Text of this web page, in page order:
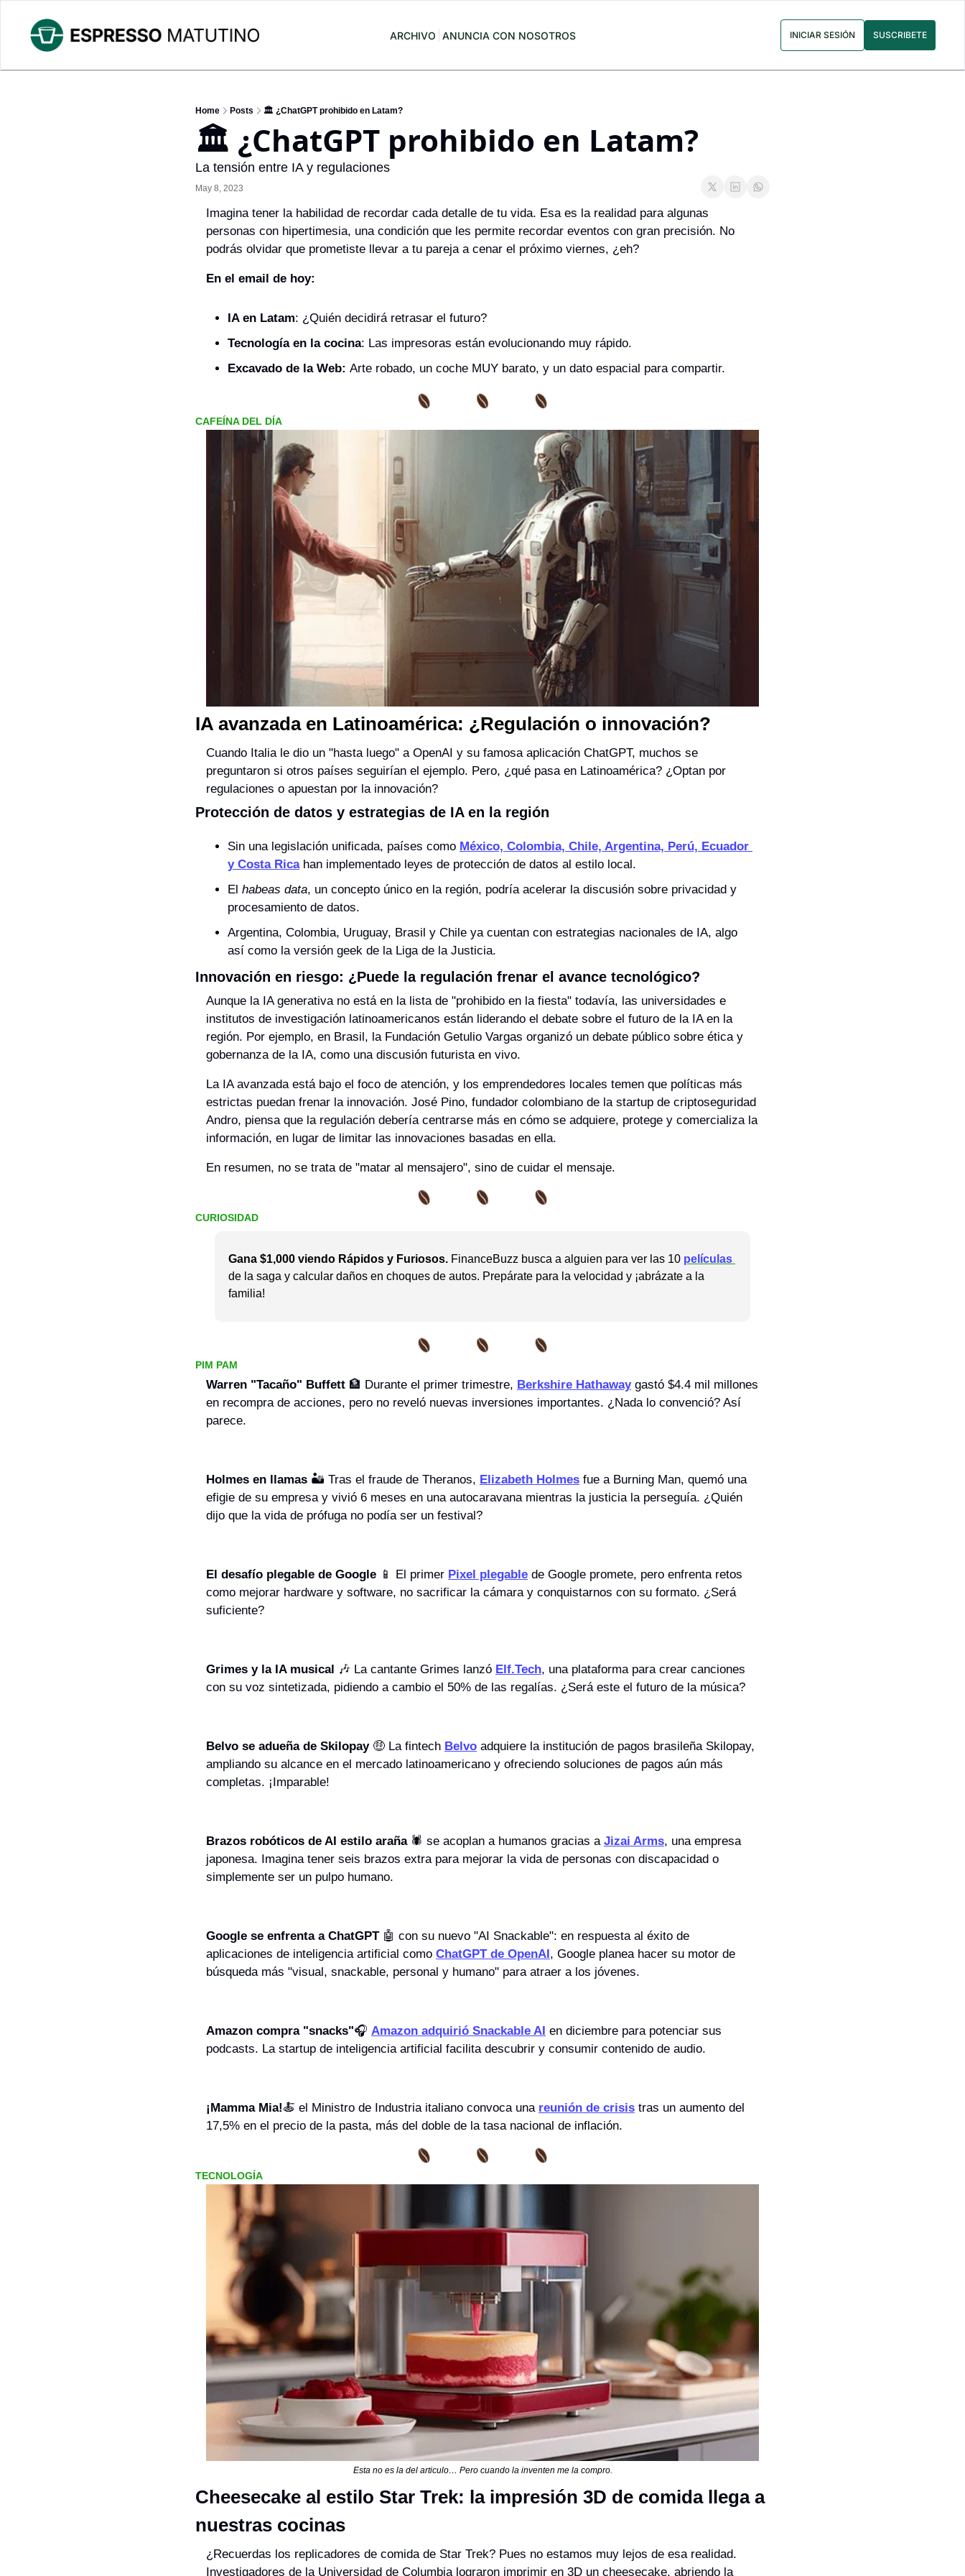
ARCHIVO ANUNCIA CON NOSOTROS INICIAR SESIÓN SUSCRIBETE
Home Posts 🏛️ ¿ChatGPT prohibido en Latam?
🏛️ ¿ChatGPT prohibido en Latam?
La tensión entre IA y regulaciones
May 8, 2023
Imagina tener la habilidad de recordar cada detalle de tu vida. Esa es la realidad para algunas
personas con hipertimesia, una condición que les permite recordar eventos con gran precisión. No
podrás olvidar que prometiste llevar a tu pareja a cenar el próximo viernes, ¿eh?
En el email de hoy:
IA en Latam: ¿Quién decidirá retrasar el futuro?
Tecnología en la cocina: Las impresoras están evolucionando muy rápido.
Excavado de la Web: Arte robado, un coche MUY barato, y un dato espacial para compartir.
CAFEÍNA DEL DÍA
IA avanzada en Latinoamérica: ¿Regulación o innovación?
Cuando Italia le dio un "hasta luego" a OpenAI y su famosa aplicación ChatGPT, muchos se
preguntaron si otros países seguirían el ejemplo. Pero, ¿qué pasa en Latinoamérica? ¿Optan por
regulaciones o apuestan por la innovación?
Protección de datos y estrategias de IA en la región
Sin una legislación unificada, países como México, Colombia, Chile, Argentina, Perú, Ecuador
y Costa Rica han implementado leyes de protección de datos al estilo local.
El habeas data, un concepto único en la región, podría acelerar la discusión sobre privacidad y
procesamiento de datos.
Argentina, Colombia, Uruguay, Brasil y Chile ya cuentan con estrategias nacionales de IA, algo
así como la versión geek de la Liga de la Justicia.
Innovación en riesgo: ¿Puede la regulación frenar el avance tecnológico?
Aunque la IA generativa no está en la lista de "prohibido en la fiesta" todavía, las universidades e
institutos de investigación latinoamericanos están liderando el debate sobre el futuro de la IA en la
región. Por ejemplo, en Brasil, la Fundación Getulio Vargas organizó un debate público sobre ética y
gobernanza de la IA, como una discusión futurista en vivo.
La IA avanzada está bajo el foco de atención, y los emprendedores locales temen que políticas más
estrictas puedan frenar la innovación. José Pino, fundador colombiano de la startup de criptoseguridad
Andro, piensa que la regulación debería centrarse más en cómo se adquiere, protege y comercializa la
información, en lugar de limitar las innovaciones basadas en ella.
En resumen, no se trata de "matar al mensajero", sino de cuidar el mensaje.
CURIOSIDAD
Gana $1,000 viendo Rápidos y Furiosos. FinanceBuzz busca a alguien para ver las 10
de la saga y calcular daños en choques de autos. Prepárate para la velocidad y ¡abrázate a la
familia!
PIM PAM
Warren "Tacaño" Buffett 🏦 Durante el primer trimestre, Berkshire Hathaway gastó $4.4 mil millones
en recompra de acciones, pero no reveló nuevas inversiones importantes. ¿Nada lo convenció? Así
parece.
Holmes en llamas 🏜️ Tras el fraude de Theranos, Elizabeth Holmes fue a Burning Man, quemó una
efigie de su empresa y vivió 6 meses en una autocaravana mientras la justicia la perseguía. ¿Quién
dijo que la vida de prófuga no podía ser un festival?
El desafío plegable de Google 📱 El primer Pixel plegable de Google promete, pero enfrenta retos
como mejorar hardware y software, no sacrificar la cámara y conquistarnos con su formato. ¿Será
suficiente?
Grimes y la IA musical 🎶 La cantante Grimes lanzó Elf.Tech, una plataforma para crear canciones
con su voz sintetizada, pidiendo a cambio el 50% de las regalías. ¿Será este el futuro de la música?
Belvo se adueña de Skilopay 🤑 La fintech Belvo adquiere la institución de pagos brasileña Skilopay,
ampliando su alcance en el mercado latinoamericano y ofreciendo soluciones de pagos aún más
completas. ¡Imparable!
Brazos robóticos de AI estilo araña 🕷 se acoplan a humanos gracias a Jizai Arms, una empresa
japonesa. Imagina tener seis brazos extra para mejorar la vida de personas con discapacidad o
simplemente ser un pulpo humano.
Google se enfrenta a ChatGPT 🤖 con su nuevo "AI Snackable": en respuesta al éxito de
aplicaciones de inteligencia artificial como ChatGPT de OpenAI , Google planea hacer su motor de
búsqueda más "visual, snackable, personal y humano" para atraer a los jóvenes.
Amazon compra "snacks"🎧 Amazon adquirió Snackable AI en diciembre para potenciar sus
podcasts. La startup de inteligencia artificial facilita descubrir y consumir contenido de audio.
¡Mamma Mia!🍝 el Ministro de Industria italiano convoca una reunión de crisis tras un aumento del
17,5% en el precio de la pasta, más del doble de la tasa nacional de inflación.
TECNOLOGÍA
Esta no es la del articulo… Pero cuando la inventen me la compro.
Cheesecake al estilo Star Trek: la impresión 3D de comida llega a
nuestras cocinas
¿Recuerdas los replicadores de comida de Star Trek? Pues no estamos muy lejos de esa realidad.
Investigadores de la Universidad de Columbia lograron imprimir en 3D un cheesecake, abriendo la